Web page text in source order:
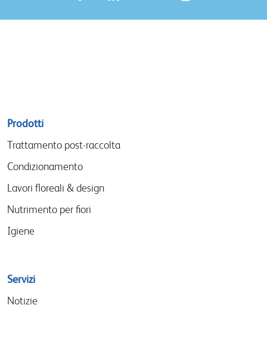
Sitemap
menu
Prodotti
Trattamento post-raccolta
Condizionamento
Lavori floreali & design
Nutrimento per fiori
Igiene
Servizi
Notizie